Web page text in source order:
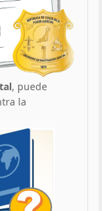
, puede
la